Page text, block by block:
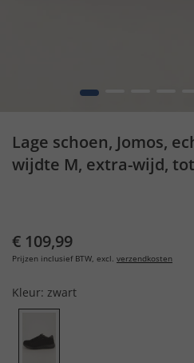
1
Lage schoen, Jomos,
wijdte M, extra-wijd,
€ 109,99
Prijzen inclusief BTW, excl. verzendkosten
Kleur: zwart